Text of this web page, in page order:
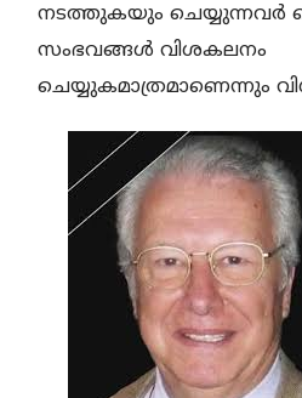
നടത്തുകയും ചെയ്യുന്നവർ
സംഭവങ്ങൾ വിശകലനം
ചെയ്യുകമാത്രമാണെന്നും